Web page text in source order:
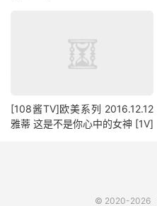
[108酱TV]欧美系列 2016.12.12
雅蒂 这是不是你心中的女神 [1V]
© 2020-2026